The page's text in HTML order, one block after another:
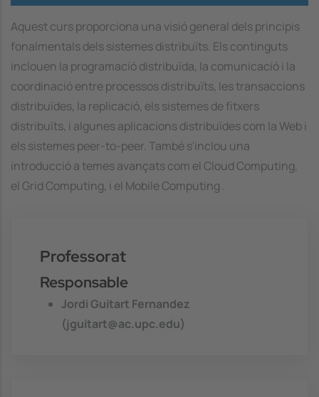
Aquest curs proporciona una visió general dels principis
fonalmentals dels sistemes distribuïts. Els continguts
inclouen la programació distribuïda, la comunicació i la
coordinació entre processos distribuïts, les transaccions
distribuïdes, la replicació, els sistemes de fitxers
distribuïts, i algunes aplicacions distribuïdes com la Web i
els sistemes peer-to-peer. També s'inclou una
introducció a temes avançats com el Cloud Computing,
el Grid Computing, i el Mobile Computing .
Professorat
Responsable
Jordi Guitart Fernandez
(jguitart@ac.upc.edu)